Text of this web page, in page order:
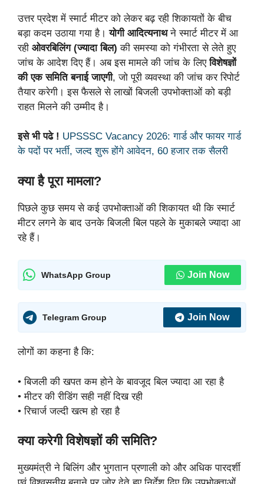
उत्तर प्रदेश में स्मार्ट मीटर को लेकर बढ़ रही शिकायतों के बीच
बड़ा कदम उठाया गया है।योगी आदित्यनाथने स्मार्ट मीटर में आ
रही ओवरबिलिंग (ज्यादा बिल) की समस्या को गंभीरता से लेते हुए
जांच के आदेश दिए हैं। अब इस मामले की जांच के लिएविशेषज्ञों
की एक समिति बनाई जाएगी, जो पूरी व्यवस्था की जांच कर रिपोर्ट
तैयार करेगी। इस फैसले से लाखों बिजली उपभोक्ताओं को बड़ी
राहत मिलने की उम्मीद है।
इसे भी पढे ! UPSSSC Vacancy 2026: गार्ड और फायर गार्ड
के पदों पर भर्ती, जल्द शुरू होंगे आवेदन, 60 हजार तक सैलरी
क्या है पूरा मामला?
पिछले कुछ समय से कई उपभोक्ताओं की शिकायत थी कि स्मार्ट
मीटर लगने के बाद उनके बिजली बिल पहले के मुकाबले ज्यादा आ
रहे हैं।
WhatsApp Group Join Now
Telegram Group Join Now
लोगों का कहना है कि:
• बिजली की खपत कम होने के बावजूद बिल ज्यादा आ रहा है
• मीटर की रीडिंग सही नहीं दिख रही
• रिचार्ज जल्दी खत्म हो रहा है
क्या करेगी विशेषज्ञों की समिति?
मुख्यमंत्री ने बिलिंग और भुगतान प्रणाली को और अधिक पारदर्शी